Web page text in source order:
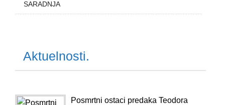
SARADNJA
Aktuelnosti.
Posmrtni ostaci predaka Teodora